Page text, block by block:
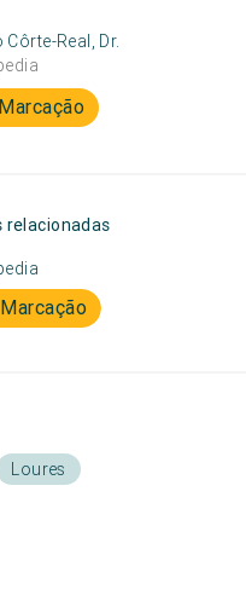
Côrte-Real, Dr.
Marcação
relacionadas
Marcação
Loures